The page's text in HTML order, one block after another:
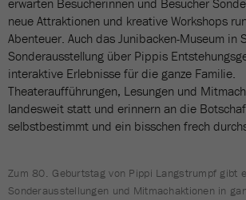
erwarten Besucherinnen und Besucher
neue Attraktionen und kreative Workshops
Abenteuer. Auch das Junibacken-Museum in
Sonderausstellung über Pippis
interaktive Erlebnisse für die ganze Familie.
Theateraufführungen, Lesungen und
landesweit statt und erinnern an die
selbstbestimmt und ein bisschen frech
Zum 80. Geburtstag von Pippi Langstrumpf gibt
Sonderausstellungen und Mitmachaktionen in